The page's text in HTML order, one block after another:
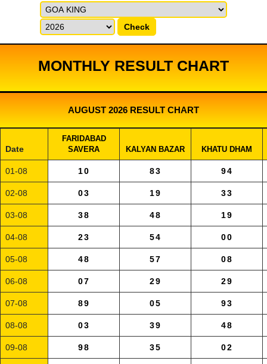
Check
MONTHLY RESULT CHART
AUGUST 2026 RESULT CHART
Date
FARIDABAD
SAVERA
KALYAN BAZAR KHATU DHAM
01-08 10 83 94
02-08 03 19 33
03-08 38 48 19
04-08 23 54 00
05-08 48 57 08
06-08 07 29 29
07-08 89 05 93
08-08 03 39 48
09-08 98 35 02